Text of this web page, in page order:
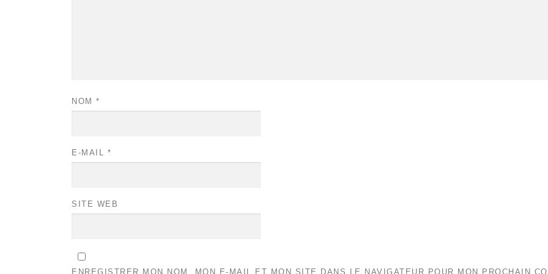
NOM *
E-MAIL *
SITE WEB
ENREGISTRER MON NOM, MON E-MAIL ET MON SITE DANS LE NAVIGATEUR POUR MON PROCHAIN